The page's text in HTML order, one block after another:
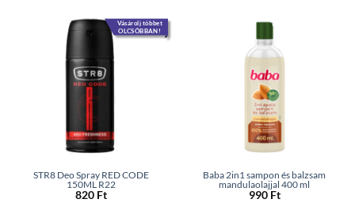
Vásárolj többet
OLCSÓBBAN!
STR8 Deo Spray RED CODE
150ML R22
820 Ft
Baba 2in1 sampon és balzsam
mandulaolajjal 400 ml
990 Ft